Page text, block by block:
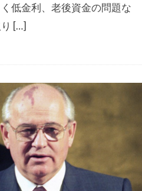
低金利、老後資金の問題な
[…]